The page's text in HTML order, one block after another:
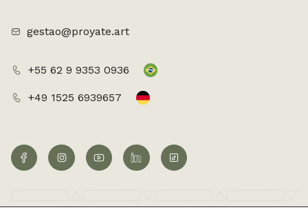
gestao@proyate.art
+55 62 9 9353 0936
+49 1525 6939657